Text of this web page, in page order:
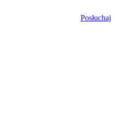
Posłuchaj